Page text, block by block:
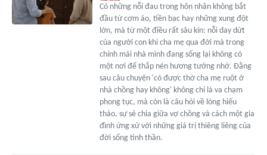
Có những nỗi đau trong hôn nhân không bắt
đầu từ cơm áo, tiền bạc hay những xung đột
lớn, mà từ một điều rất sâu kín: nỗi day dứt
của người con khi cha mẹ qua đời mà trong
chính mái nhà mình đang sống lại không có
một nơi để thắp nén hương tưởng nhớ. Đằng
sau câu chuyện 'có được thờ cha mẹ ruột ở
nhà chồng hay không' không chỉ là va chạm
phong tục, mà còn là câu hỏi về lòng hiếu
thảo, sự sẻ chia giữa vợ chồng và cách một gia
đình ứng xử với những giá trị thiêng liêng của
đời sống tinh thần.